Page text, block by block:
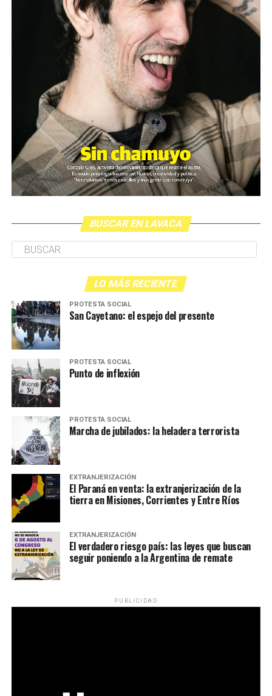
BUSCAR EN LAVACA
LO MÁS RECIENTE
PROTESTA SOCIAL
San Cayetano: el espejo del presente
PROTESTA SOCIAL
Punto de inflexión
PROTESTA SOCIAL
Marcha de jubilados: la heladera terrorista
EXTRANJERIZACIÓN
El Paraná en venta: la extranjerización de la
tierra en Misiones, Corrientes y Entre Ríos
EXTRANJERIZACIÓN
El verdadero riesgo país: las leyes que buscan
seguir poniendo a la Argentina de remate
PUBLICIDAD